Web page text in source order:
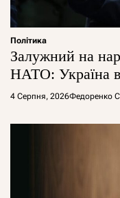
Політика
Залужний на
НАТО: Україна
4 Серпня, 2026Федоренко